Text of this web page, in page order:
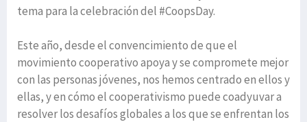
tema para la celebración del #CoopsDay.
Este año, desde el convencimiento de que el
movimiento cooperativo apoya y se compromete mejor
con las personas jóvenes, nos hemos centrado en ellos y
ellas, y en cómo el cooperativismo puede coadyuvar a
resolver los desafíos globales a los que se enfrentan los